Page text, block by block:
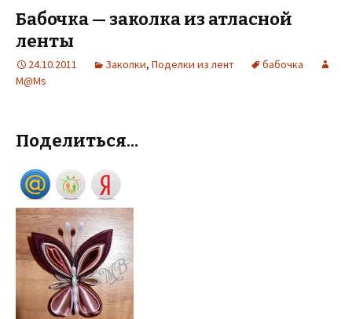
Бабочка — заколка из атласной
ленты
24.10.2011 Заколки, Поделки из лент
бабочка
M@Ms
Поделиться...